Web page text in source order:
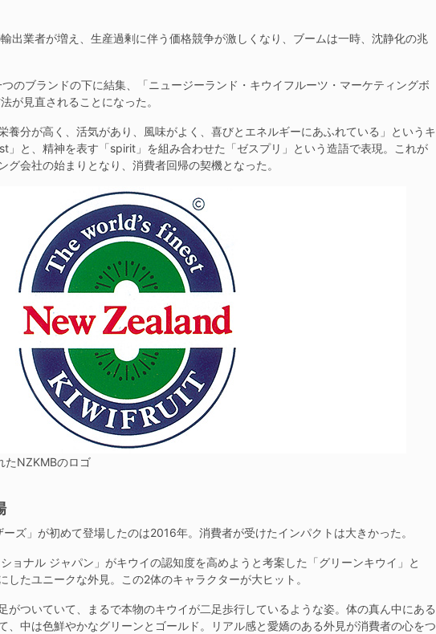
出業者が増え、生産過剰に伴う価格競争が激しくなり、ブームは一時、沈静化の兆
のブランドの下に結集、「ニュージーランド・キウイフルーツ・マーケティングボ
が見直されることになった。
分が高く、活気があり、風味がよく、喜びとエネルギーにあふれている」というキ
」と、精神を表す「spirit」を組み合わせた「ゼスプリ」という造語で表現。これが
会社の始まりとなり、消費者回帰の契機となった。
たNZKMBのロゴ
ズ」が初めて登場したのは2016年。消費者が受けたインパクトは大きかった。
ョナル ジャパン」がキウイの認知度を高めようと考案した「グリーンキウイ」と
したユニークな外見。この2体のキャラクターが大ヒット。
ついていて、まるで本物のキウイが二足歩行しているような姿。体の真ん中にある
、中は色鮮やかなグリーンとゴールド。リアル感と愛嬌のある外見が消費者の心をつ